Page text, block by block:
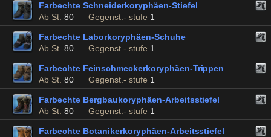
Farbechte Schneiderkoryphäen-Stiefel
Ab St. 80 Gegenst.- stufe 1
Farbechte Laborkoryphäen-Schuhe
Ab St. 80 Gegenst.- stufe 1
Farbechte Feinschmeckerkoryphäen-Trippen
Ab St. 80 Gegenst.- stufe 1
Farbechte Bergbaukoryphäen-Arbeitsstiefel
Ab St. 80 Gegenst.- stufe 1
Farbechte Botanikerkoryphäen-Arbeitsstiefel